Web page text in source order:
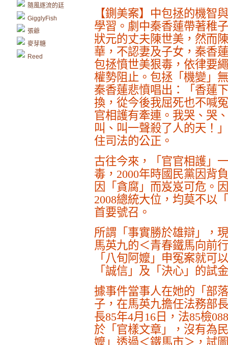
隨風逐流的廷
GigglyFish
張爺
麥芽糖
Reed
【鍘美案】中包拯的機智
學習。劇中秦香蓮帶著稚
狀元的丈夫陳世美，然而
華，不認妻及子女，秦香
包拯憤世美狠毒，依律要
權勢阻止。包拯「機變」
秦香蓮悲憤唱出：「香蓮
換，從今後我屈死也不喊
官相護有牽連。我哭、哭
叫、叫一聲殺了人的天！
住司法的公正。
古往今來，「官官相護」
毒， 2000年時國民黨因背
因「貪腐」而岌岌可危。
2008總統大位，均莫不以
首要號召。
所謂「事實勝於雄辯」，
馬英九的＜青春鐵馬向前
「八旬阿嬤」申冤案就可
「誠信」及「決心」 的試
據事件當事人在她的「部
子，在馬英九擔任法務部
長85年4月 16 日 ，法85檢
於「官樣文章」，沒有為
嬤」透過＜鐵馬市＞，試圖